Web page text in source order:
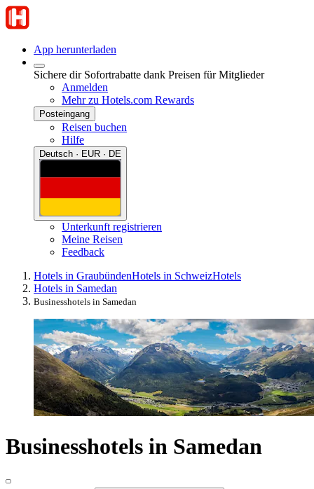
App herunterladen
Sichere dir Sofortrabatte dank Preisen für Mitglieder
Anmelden
Mehr zu Hotels.com Rewards
Posteingang
Reisen buchen
Hilfe
Deutsch · EUR · DE
Unterkunft registrieren
Meine Reisen
Feedback
Hotels in GraubündenHotels in SchweizHotels
Hotels in Samedan
Businesshotels in Samedan
Businesshotels in Samedan